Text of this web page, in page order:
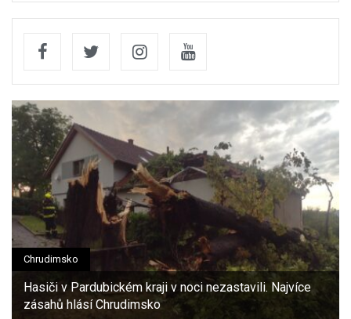
Chrudimsko
Hasiči v Pardubickém kraji v noci nezastavili. Najvíce
zásahů hlásí Chrudimsko